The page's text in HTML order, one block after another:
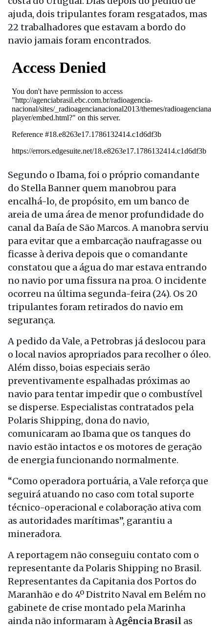
ajuda, dois tripulantes foram resgatados, mas
22 trabalhadores que estavam a bordo do
navio jamais foram encontrados.
Segundo o Ibama, foi o próprio comandante
do Stella Banner quem manobrou para
encalhá-lo, de propósito, em um banco de
areia de uma área de menor profundidade do
canal da Baía de São Marcos. A manobra serviu
para evitar que a embarcação naufragasse ou
ficasse à deriva depois que o comandante
constatou que a água do mar estava entrando
no navio por uma fissura na proa. O incidente
ocorreu na última segunda-feira (24). Os 20
tripulantes foram retirados do navio em
segurança.
A pedido da Vale, a Petrobras já deslocou para
o local navios apropriados para recolher o óleo.
Além disso, boias especiais serão
preventivamente espalhadas próximas ao
navio para tentar impedir que o combustível
se disperse. Especialistas contratados pela
Polaris Shipping, dona do navio,
comunicaram ao Ibama que os tanques do
navio estão intactos e os motores de geração
de energia funcionando normalmente.
“Como operadora portuária, a Vale reforça que
seguirá atuando no caso com total suporte
técnico-operacional e colaboração ativa com
as autoridades marítimas”, garantiu a
mineradora.
A reportagem não conseguiu contato com o
representante da Polaris Shipping no Brasil.
Representantes da Capitania dos Portos do
Maranhão e do 4º Distrito Naval em Belém no
gabinete de crise montado pela Marinha
ainda não informaram àAgência Brasil as